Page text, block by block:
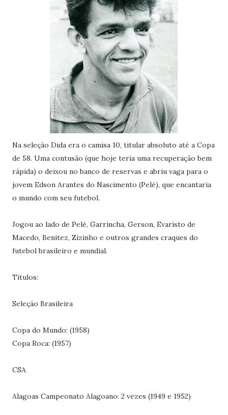
Na seleção Dida era o camisa 10, titular absoluto até a Copa
de 58. Uma contusão (que hoje teria uma recuperação bem
rápida) o deixou no banco de reservas e abriu vaga para o
jovem Edson Arantes do Nascimento (Pelé), que encantaria
o mundo com seu futebol.
Jogou ao lado de Pelé, Garrincha, Gerson, Evaristo de
Macedo, Benitez, Zizinho e outros grandes craques do
futebol brasileiro e mundial.
Títulos:
Seleção Brasileira
Copa do Mundo: (1958)
Copa Roca: (1957)
CSA
Alagoas Campeonato Alagoano: 2 vezes (1949 e 1952)